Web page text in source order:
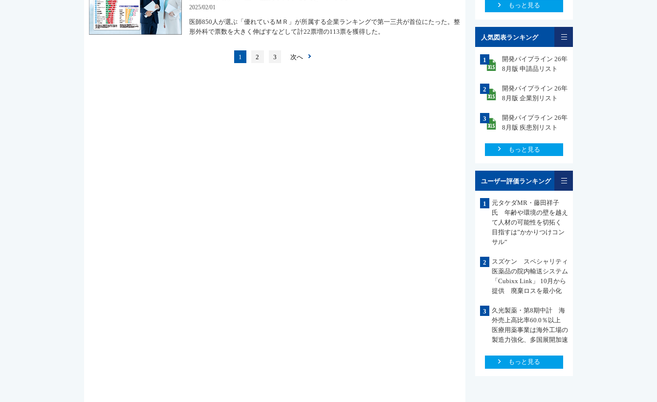
2025/02/01
医師850人が選ぶ「優れているＭＲ」が所属する企業ランキングで第一三共が首位にたった。整
形外科で票数を大きく伸ばすなどして計22票増の113票を獲得した。
1 2 3 次へ
もっと見る
人気図表ランキング
1
開発パイプライン 26年
8月版 申請品リスト
2
開発パイプライン 26年
8月版 企業別リスト
3
開発パイプライン 26年
8月版 疾患別リスト
もっと見る
ユーザー評価ランキング
1
元タケダMR・藤田祥子
氏 年齢や環境の壁を越え
て人材の可能性を切拓く
目指すは”かかりつけコン
サル“
2
スズケン スペシャリティ
医薬品の院内輸送システム
「Cubixx Link」 10月から
提供 廃棄ロスを最小化
3
久光製薬・第8期中計 海
外売上高比率60.0％以上
医療用薬事業は海外工場の
製造力強化、多国展開加速
もっと見る